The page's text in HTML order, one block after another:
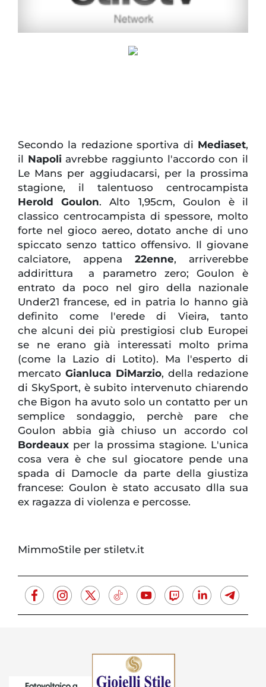
Secondo la redazione sportiva di Mediaset,
il Napoli avrebbe raggiunto l'accordo con il
Le Mans per aggiudacarsi, per la prossima
stagione, il talentuoso centrocampista
Herold Goulon. Alto 1,95cm, Goulon è il
classico centrocampista di spessore, molto
forte nel gioco aereo, dotato anche di uno
spiccato senzo tattico offensivo. Il giovane
calciatore, appena 22enne, arriverebbe
addirittura a parametro zero; Goulon è
entrato da poco nel giro della nazionale
Under21 francese, ed in patria lo hanno già
definito come l'erede di Vieira, tanto
che alcuni dei più prestigiosi club Europei
se ne erano già interessati molto prima
(come la Lazio di Lotito). Ma l'esperto di
mercatoGianluca DiMarzio, della redazione
di SkySport, è subito intervenuto chiarendo
che Bigon ha avuto solo un contatto per un
semplice sondaggio, perchè pare che
Goulon abbia già chiuso un accordo col
Bordeaux per la prossima stagione. L'unica
cosa vera è che sul giocatore pende una
spada di Damocle da parte della giustiza
francese: Goulon è stato accusato dlla sua
ex ragazza di violenza e percosse.
MimmoStile per stiletv.it